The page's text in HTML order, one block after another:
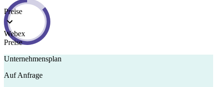
Preise
Webex
Preise
Unternehmensplan
Auf Anfrage